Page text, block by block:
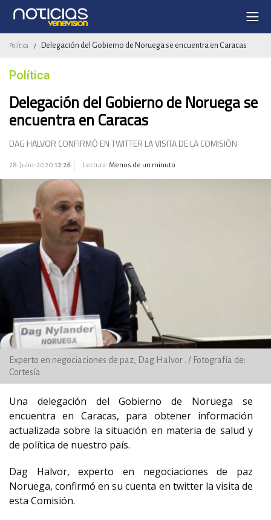
Política / Delegación del Gobierno de Noruega se encuentra en Caracas
Política
Delegación del Gobierno de Noruega se
encuentra en Caracas
DAG HALVOR CONFIRMÓ EN TWITTER LA VISITA DE LA COMISIÓN
28-Julio-2020 12:26 Lectura: Menos de un minuto
Experto en negociaciones de paz, Dag Halvor . / Fotografía de:
Cortesía
Una delegación del Gobierno de Noruega se
encuentra en Caracas, para obtener información
actualizada sobre la situación en materia de salud y
de política de nuestro país.
Dag Halvor, experto en negociaciones de paz
Noruega, confirmó en su cuenta en twitter la visita de
esta Comisión.